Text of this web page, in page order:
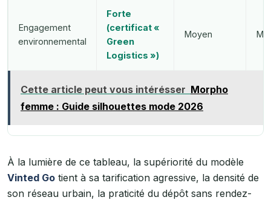
Engagement
environnemental
Forte
(certificat «
Green
Logistics »)
Moyen
Cette article peut vous intérésser Morpho
femme : Guide silhouettes mode 2026
À la lumière de ce tableau, la supériorité du modèle
Vinted Go tient à sa tarification agressive, la densité de
son réseau urbain, la praticité du dépôt sans rendez-